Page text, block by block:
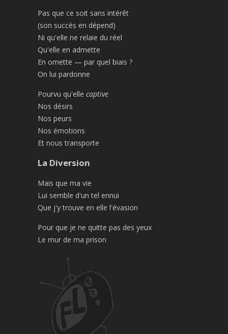
Pas que ce soit sans intérêt
(son succès en dépend)
Ni qu'elle ne relaie du réel
Qu'elle en admette
En omette — par quel biais ?
On lui pardonne
Pourvu qu'elle captive
Nos désirs
Nos peurs
Nos émotions
Et nous transporte
La Diversion
Mais que ma vie
Lui semble d'un tel ennui
Que j'y trouve en elle l'évasion
Pour que je ne quitte pas des yeux
Le mur de ma prison